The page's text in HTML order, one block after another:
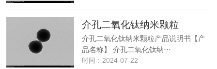
介孔二氧化钛纳米颗粒
介孔二氧化钛纳米颗粒产品说明书【产
品名称】 介孔二氧化钛纳···
时间：2024-07-22